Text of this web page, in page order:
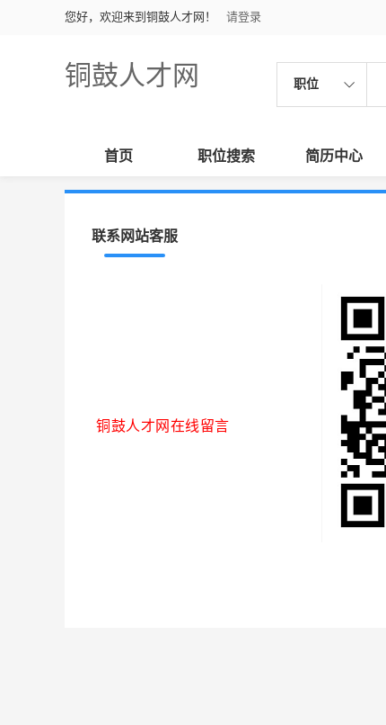
您好，欢迎来到铜鼓人才网！ 请登录
铜鼓人才网 职位
首页 职位搜索 简历中心
联系网站客服
铜鼓人才网在线留言